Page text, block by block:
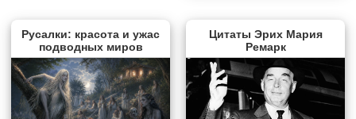
Русалки: красота и ужас
подводных миров
Цитаты Эрих Мария
Ремарк